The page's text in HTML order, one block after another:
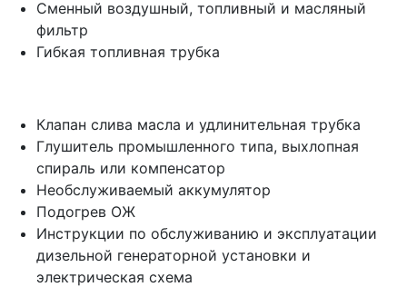
Сменный воздушный, топливный и масляный
фильтр
Гибкая топливная трубка
Клапан слива масла и удлинительная трубка
Глушитель промышленного типа, выхлопная
спираль или компенсатор
Необслуживаемый аккумулятор
Подогрев ОЖ
Инструкции по обслуживанию и эксплуатации
дизельной генераторной установки и
электрическая схема